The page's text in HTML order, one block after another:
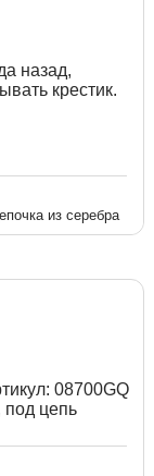
назад,
крестик.
из серебра
08700GQ
под цепь